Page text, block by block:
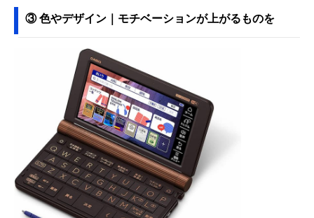
③ 色やデザイン｜モチベーションが上がるものを